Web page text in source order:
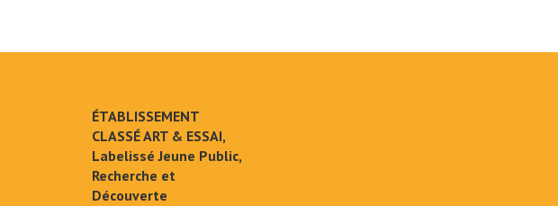
ÉTABLISSEMENT
CLASSÉ ART & ESSAI,
Labelissé Jeune Public,
Recherche et
Découverte